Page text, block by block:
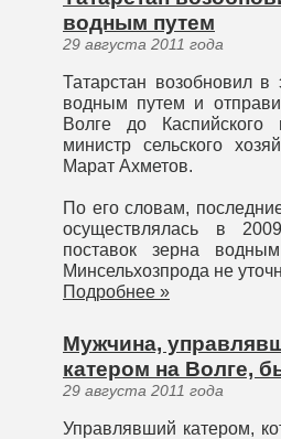
водным путем
29 августа 2011 года
Татарстан возобновил в
водным путем и
Волге до
министр сельского
Марат Ахметов.
По его словам,
осуществлялась в
поставок зерна
Минсельхозпрода не
Подробнее »
Мужчина,
катером на Волге,
29 августа 2011 года
Управлявший катером,